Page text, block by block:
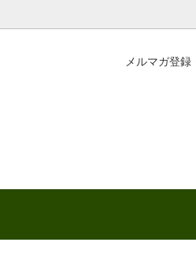
メルマガ登録
イド
い上げ明細書の発行